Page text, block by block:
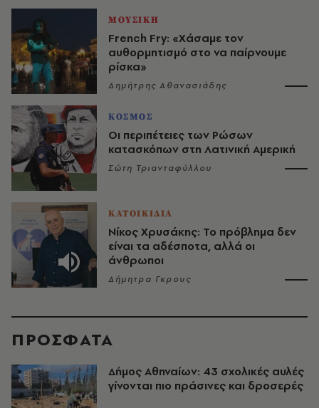
ΜΟΥΣΙΚΗ
French Fry: «Χάσαμε τον
αυθορμητισμό στο να παίρνουμε
ρίσκα»
Δημήτρης Αθανασιάδης
ΚΟΣΜΟΣ
Οι περιπέτειες των Ρώσων
κατασκόπων στη Λατινική Αμερική
Σώτη Τριανταφύλλου
ΚΑΤΟΙΚΙΔΙΑ
Νίκος Χρυσάκης: Το πρόβλημα δεν
είναι τα αδέσποτα, αλλά οι
άνθρωποι
Δήμητρα Γκρους
ΠΡΟΣΦΑΤΑ
Δήμος Αθηναίων: 43 σχολικές αυλές
γίνονται πιο πράσινες και δροσερές